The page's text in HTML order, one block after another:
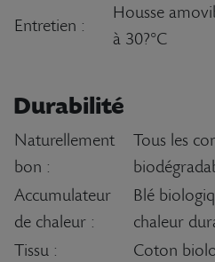
Entretien :
Housse
à 30?°C
Durabilité
Naturellement
bon :
Tous les
Accumulateur
de chaleur :
Blé
chaleur
Tissu :
Coton